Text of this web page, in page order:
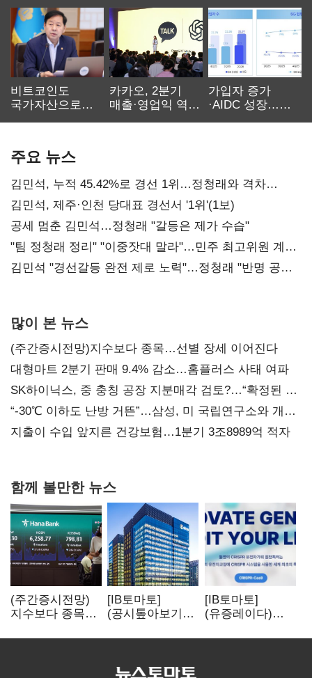
비트코인도
국가자산으로…'
카카오, 2분기
매출·영업익 역대
가입자 증가
·AIDC 성장…
주요 뉴스
김민석, 누적 45.42%로 경선 1위…정청래와 격차
0.86%p(2보)
김민석, 제주·인천 당대표 경선서 '1위'(1보)
공세 멈춘 김민석…정청래 "갈등은 제가 수습"
"팀 정청래 정리" "이중잣대 말라"…민주 최고위원 계파
다툼 격화
김민석 "경선갈등 완전 제로 노력"…정청래 "반명 공세
많이 본 뉴스
(주간증시전망)지수보다 종목…선별 장세 이어진다
대형마트 2분기 판매 9.4% 감소…홈플러스 사태 여파
SK하이닉스, 중 충칭 공장 지분매각 검토?…“확정된 바
없어”
“-30℃ 이하도 난방 거뜬”…삼성, 미 국립연구소와 개발
협력
지출이 수입 앞지른 건강보험…1분기 3조8989억 적자
함께 볼만한 뉴스
(주간증시전망)
지수보다 종목…
이어진다
[IB토마토]
(공시톺아보기)
바로 매출로
[IB토마토]
(유증레이다)
3분의 1 토막…